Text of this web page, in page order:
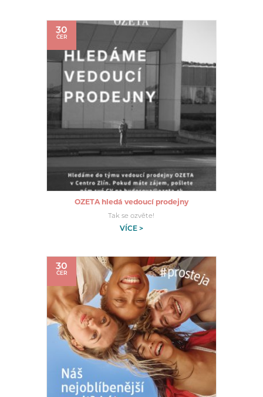
30
ČER
OZETA hledá vedoucí prodejny
Tak se ozvěte!
VÍCE >
30
ČER